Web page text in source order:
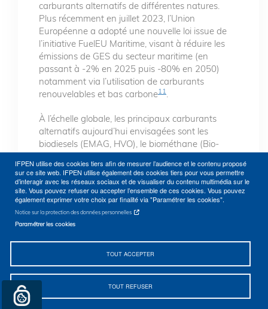
IFPEN utilise des cookies tiers afin de mesurer l’audience et le contenu proposé
sur ce site web. IFPEN utilise également des cookies tiers pour vous permettre
d’interagir avec les réseaux sociaux et de visualiser du contenu multimédia sur le
site. Vous pouvez refuser ou accepter l’ensemble de ces cookies. Vous pouvez
également exprimer votre choix par finalité via "Paramétrer les cookies".
Notice sur la protection des données personnelles
Paramétrer les cookies
TOUT REFUSER
TOUT ACCEPTER
carburants alternatifs de différentes natures.
Plus récemment en juillet 2023, l’Union
Européenne a adopté une nouvelle loi issue de
l’initiative FuelEU Maritime, visant à réduire les
émissions de GES du secteur maritime (en
passant à -2% en 2025 puis -80% en 2050)
notamment via l’utilisation de carburants
renouvelables et bas carbone11
À l’échelle globale, les principaux carburants
alternatifs aujourd’hui envisagées sont les
biodiesels (EMAG, HVO), le biométhane (Bio-
GNL), le biométhanol, l’ammoniac ainsi que leurs
versions de synthèse e-fuels (e-gazole, e-
méthane e-méthanol, e-ammoniac).
L’électrification et l’hydrogénation sont
envisagées préférentiellement pour les besoins
en énergie à quai ou le transport fluvial.
Aujourd’hui le principal carburant alternatif au
fioul marin est le GNL fossile. En 2023, 355
navires alimentés au GNL sont en service et
environ 400 sont en commande dans le monde.